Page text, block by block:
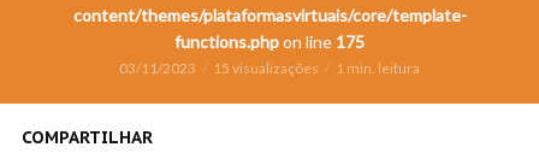
content/themes/plataformasvirtuais/core/template-
functions.phpon line 175
03/11/2023 15 visualizações 1 min. leitura
COMPARTILHAR